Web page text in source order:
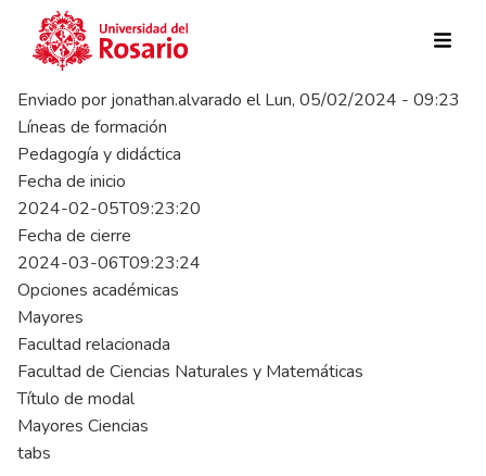
Pasar al contenido principal
Enviado por jonathan.alvarado elLun, 05/02/2024 - 09:23
Líneas de formación
Pedagogía y didáctica
Fecha de inicio
2024-02-05T09:23:20
Fecha de cierre
2024-03-06T09:23:24
Opciones académicas
Mayores
Facultad relacionada
Facultad de Ciencias Naturales y Matemáticas
Título de modal
Mayores Ciencias
tabs